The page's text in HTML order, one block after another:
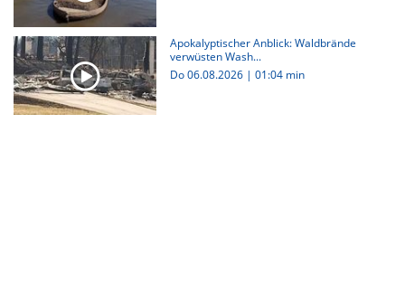
Apokalyptischer Anblick: Waldbrände
verwüsten Wash...
Do 06.08.2026 | 01:04 min